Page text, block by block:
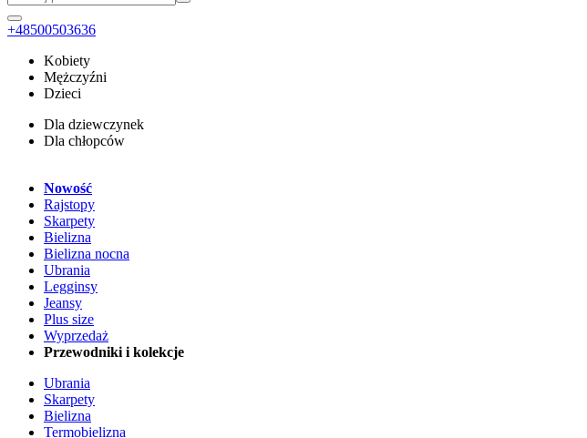
+48500503636
Kobiety
Mężczyźni
Dzieci
Dla dziewczynek
Dla chłopców
Nowość
Rajstopy
Skarpety
Bielizna
Bielizna nocna
Ubrania
Legginsy
Jeansy
Plus size
Wyprzedaż
Przewodniki i kolekcje
Ubrania
Skarpety
Bielizna
Termobielizna